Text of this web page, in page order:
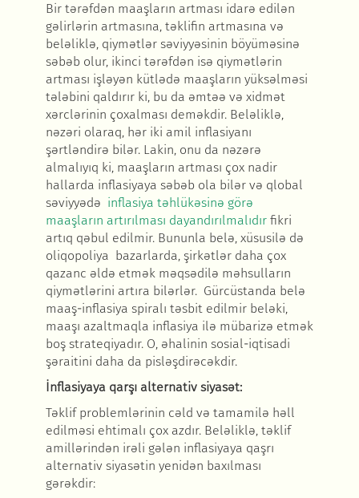
Bir tərəfdən maaşların artması idarə edilən
gəlirlərin artmasına, təklifin artmasına və
beləliklə, qiymətlər səviyyəsinin böyüməsinə
səbəb olur, ikinci tərəfdən isə qiymətlərin
artması işləyən kütlədə maaşların yüksəlməsi
tələbini qaldırır ki, bu da əmtəə və xidmət
xərclərinin çoxalması deməkdir. Beləliklə,
nəzəri olaraq, hər iki amil inflasiyanı
şərtləndirə bilər. Lakin, onu da nəzərə
almalıyıq ki, maaşların artması çox nadir
hallarda inflasiyaya səbəb ola bilər və qlobal
səviyyədə inflasiya təhlükəsinə görə
maaşların artırılması dayandırılmalıdırfikri
artıq qəbul edilmir. Bununla belə, xüsusilə də
oliqopoliya bazarlarda, şirkətlər daha çox
qazanc əldə etmək məqsədilə məhsulların
qiymətlərini artıra bilərlər. Gürcüstanda belə
maaş-inflasiya spiralı təsbit edilmir beləki,
maaşı azaltmaqla inflasiya ilə mübarizə etmək
boş strateqiyadır. O, əhalinin sosial-iqtisadi
şəraitini daha da pisləşdirəcəkdir.
İnflasiyaya qarşı alternativ siyasət:
Təklif problemlərinin cəld və tamamilə həll
edilməsi ehtimalı çox azdır. Beləliklə, təklif
amillərindən irəli gələn inflasiyaya qaşrı
alternativ siyasətin yenidən baxılması
gərəkdir: